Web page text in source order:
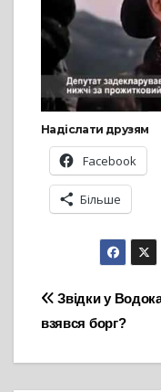
Надіслати друзям
Facebook
Більше
записів
Звідки у
взявся борг?